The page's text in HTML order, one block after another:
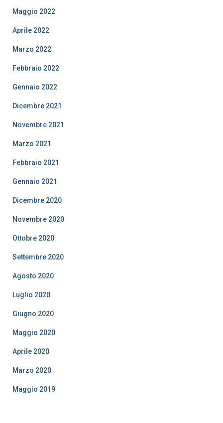
Maggio 2022
Aprile 2022
Marzo 2022
Febbraio 2022
Gennaio 2022
Dicembre 2021
Novembre 2021
Marzo 2021
Febbraio 2021
Gennaio 2021
Dicembre 2020
Novembre 2020
Ottobre 2020
Settembre 2020
Agosto 2020
Luglio 2020
Giugno 2020
Maggio 2020
Aprile 2020
Marzo 2020
Maggio 2019